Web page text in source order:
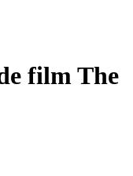
film The